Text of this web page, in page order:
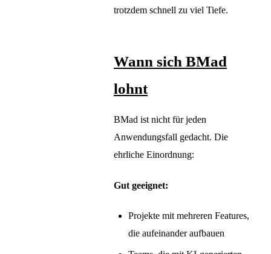
trotzdem schnell zu viel Tiefe.
Wann sich BMad
lohnt
BMad ist nicht für jeden
Anwendungsfall gedacht. Die
ehrliche Einordnung:
Gut geeignet:
Projekte mit mehreren Features,
die aufeinander aufbauen